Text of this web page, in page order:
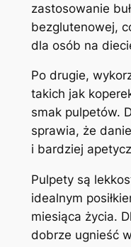
zastosowanie
bezglutenowej,
dla osób na
Po drugie,
takich jak
smak pulpetów.
sprawia, że
i bardziej
Pulpety są
idealnym
miesiąca życia.
dobrze ugnieść